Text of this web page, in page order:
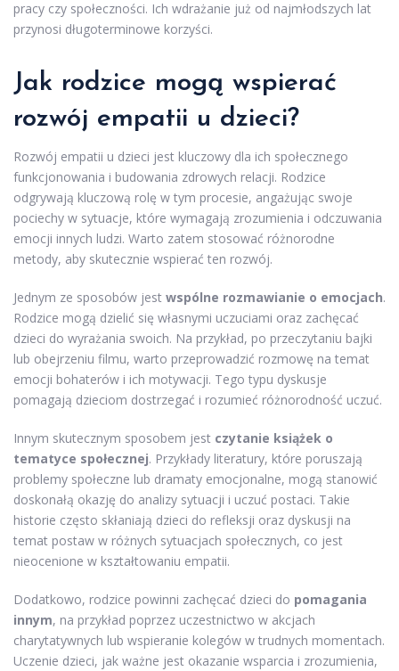
pracy czy społeczności. Ich wdrażanie już od najmłodszych lat
przynosi długoterminowe korzyści.
Jak rodzice mogą wspierać
rozwój empatii u dzieci?
Rozwój empatii u dzieci jest kluczowy dla ich społecznego
funkcjonowania i budowania zdrowych relacji. Rodzice
odgrywają kluczową rolę w tym procesie, angażując swoje
pociechy w sytuacje, które wymagają zrozumienia i odczuwania
emocji innych ludzi. Warto zatem stosować różnorodne
metody, aby skutecznie wspierać ten rozwój.
Jednym ze sposobów jest wspólne rozmawianie o emocjach.
Rodzice mogą dzielić się własnymi uczuciami oraz zachęcać
dzieci do wyrażania swoich. Na przykład, po przeczytaniu bajki
lub obejrzeniu filmu, warto przeprowadzić rozmowę na temat
emocji bohaterów i ich motywacji. Tego typu dyskusje
pomagają dzieciom dostrzegać i rozumieć różnorodność uczuć.
Innym skutecznym sposobem jest czytanie książek o
tematyce społecznej. Przykłady literatury, które poruszają
problemy społeczne lub dramaty emocjonalne, mogą stanowić
doskonałą okazję do analizy sytuacji i uczuć postaci. Takie
historie często skłaniają dzieci do refleksji oraz dyskusji na
temat postaw w różnych sytuacjach społecznych, co jest
nieocenione w kształtowaniu empatii.
Dodatkowo, rodzice powinni zachęcać dzieci do pomagania
innym, na przykład poprzez uczestnictwo w akcjach
charytatywnych lub wspieranie kolegów w trudnych momentach.
Uczenie dzieci, jak ważne jest okazanie wsparcia i zrozumienia,